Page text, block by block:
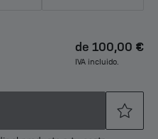
de 100,00 €
IVA incluido.